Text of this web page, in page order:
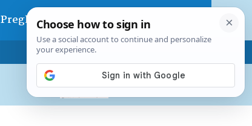
Pregled dana
Pretplatite se na Poslovni
Već od10 EURmjesečno